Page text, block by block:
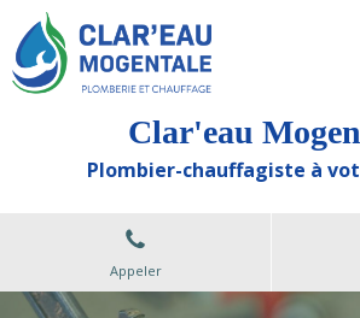
Clar'eau
Plombier-chauffagiste à
Appeler